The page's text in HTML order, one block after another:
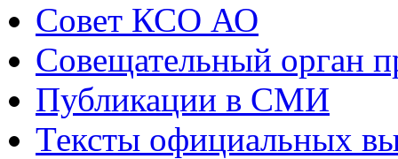
Совет КСО АО
Совещательный орган
Публикации в СМИ
Тексты официальных